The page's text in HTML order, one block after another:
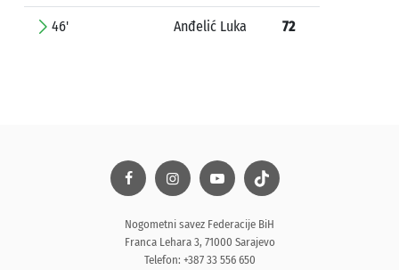
46' Anđelić Luka 72
Nogometni savez Federacije BiH
Franca Lehara 3, 71000 Sarajevo
Telefon: +387 33 556 650